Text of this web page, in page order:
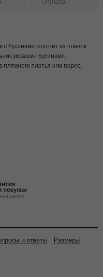
бусинами состоит из плавок
украшен бусинами.
платья или парео.
и ответы
Размеры